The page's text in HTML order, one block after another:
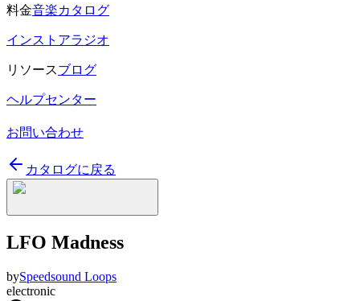
料金音楽カタログ
インストアラジオ
リソースブログ
ヘルプセンター
お問い合わせ
カタログに戻る
LFO Madness
bySpeedsound Loops
electronic